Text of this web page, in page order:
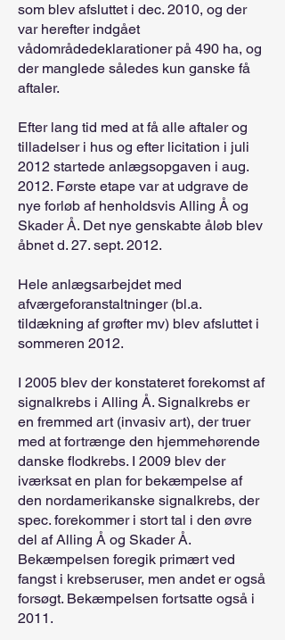
som blev afsluttet i dec. 2010, og der
var herefter indgået
vådområdedeklarationer på 490 ha, og
der manglede således kun ganske få
aftaler.
Efter lang tid med at få alle aftaler og
tilladelser i hus og efter licitation i juli
2012 startede anlægsopgaven i aug.
2012. Første etape var at udgrave de
nye forløb af henholdsvis Alling Å og
Skader Å. Det nye genskabte åløb blev
åbnet d. 27. sept. 2012.
Hele anlægsarbejdet med
afværgeforanstaltninger (bl.a.
tildækning af grøfter mv) blev afsluttet i
sommeren 2012.
I 2005 blev der konstateret forekomst af
signalkrebs i Alling Å. Signalkrebs er
en fremmed art (invasiv art), der truer
med at fortrænge den hjemmehørende
danske flodkrebs. I 2009 blev der
iværksat en plan for bekæmpelse af
den nordamerikanske signalkrebs, der
spec. forekommer i stort tal i den øvre
del af Alling Å og Skader Å.
Bekæmpelsen foregik primært ved
fangst i krebseruser, men andet er også
forsøgt. Bekæmpelsen fortsatte også i
2011.